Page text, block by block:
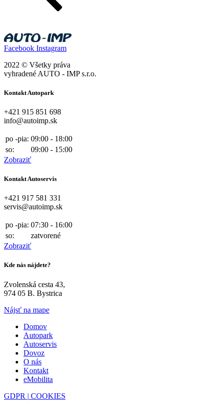
Facebook Instagram
2022 © Všetky práva
vyhradené AUTO - IMP s.r.o.
Kontakt Autopark
+421 915 851 698
info@autoimp.sk
po -pia: 09:00 - 18:00
so:
09:00 - 15:00
Zobraziť
Kontakt Autoservis
+421 917 581 331
servis@autoimp.sk
po -pia: 07:30 - 16:00
so:
zatvorené
Zobraziť
Kde nás nájdete?
Zvolenská cesta 43,
974 05 B. Bystrica
Nájsť na mape
Domov
Autopark
Autoservis
Dovoz
O nás
Kontakt
eMobilita
GDPR | COOKIES